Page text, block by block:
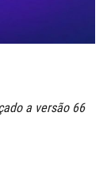
a versão 66